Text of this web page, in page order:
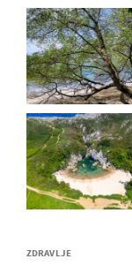
ZDRAVLJE